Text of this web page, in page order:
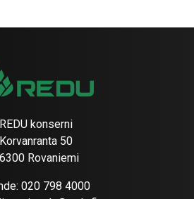
REDU konserni
Korvanranta 50
Rovaniemi
020 798 4000